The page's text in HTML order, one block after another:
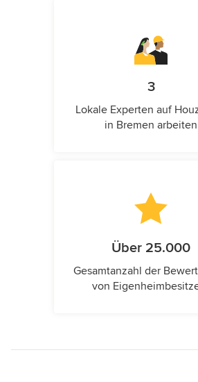
3
Lokale Experten auf
in Bremen arbeiten
Über 25.000
Gesamtanzahl der
von